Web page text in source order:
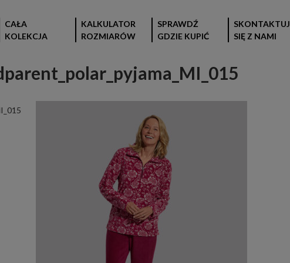
CAŁA
KOLEKCJA
KALKULATOR
ROZMIARÓW
SPRAWDŹ
GDZIE KUPIĆ
SKONTAKTUJ
SIĘ Z NAMI